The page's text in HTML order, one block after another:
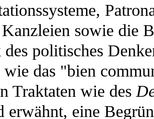
sowie die
politisches
wie das "bien
Traktaten wie des
erwähnt, eine